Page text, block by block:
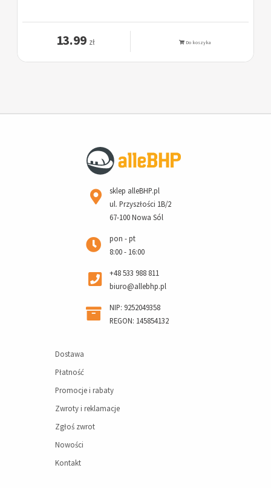
13.99 zł Do koszyka
sklep alleBHP.pl
ul. Przyszłości 1B/2
67-100 Nowa Sól
pon - pt
8:00 - 16:00
+48 533 988 811
biuro@allebhp.pl
NIP: 9252049358
REGON: 145854132
Dostawa
Płatność
Promocje i rabaty
Zwroty i reklamacje
Zgłoś zwrot
Nowości
Kontakt